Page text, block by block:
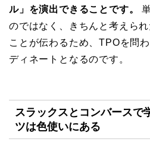
ル」を演出できることです。
のではなく、きちんと考えら
ことが伝わるため、TPOを問
ディネートとなるのです。
スラックスとコンバースで
ツは色使いにある